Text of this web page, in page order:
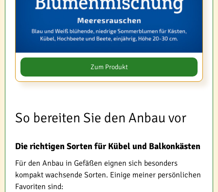
Zum Produkt
So bereiten Sie den Anbau vor
Die richtigen Sorten für Kübel und Balkonkästen
Für den Anbau in Gefäßen eignen sich besonders
kompakt wachsende Sorten. Einige meiner persönlichen
Favoriten sind: